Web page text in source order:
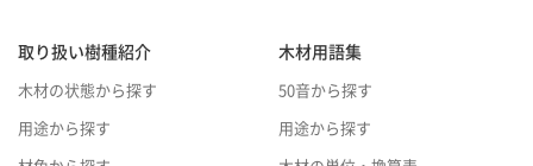
取り扱い樹種紹介
木材の状態から探す
用途から探す
木材用語集
50音から探す
用途から探す